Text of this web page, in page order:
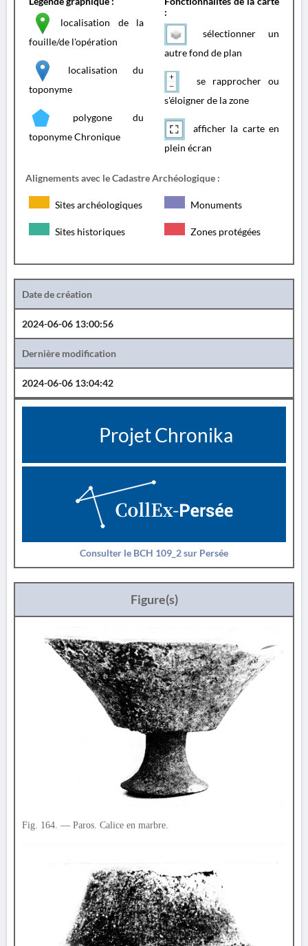
localisation de la
fouille/de l'opération
localisation du
toponyme
polygone du
toponyme Chronique
:
sélectionner un
autre fond de plan
se rapprocher ou
s'éloigner de la zone
afficher la carte en
plein écran
Alignements avec le Cadastre Archéologique :
Sites archéologiques Monuments
Sites historiques Zones protégées
Date de création
2024-06-06 13:00:56
Dernière modification
2024-06-06 13:04:42
Projet Chronika
Consulter le BCH 109_2 sur Persée
Figure(s)
Fig. 164. — Paros. Calice en marbre.